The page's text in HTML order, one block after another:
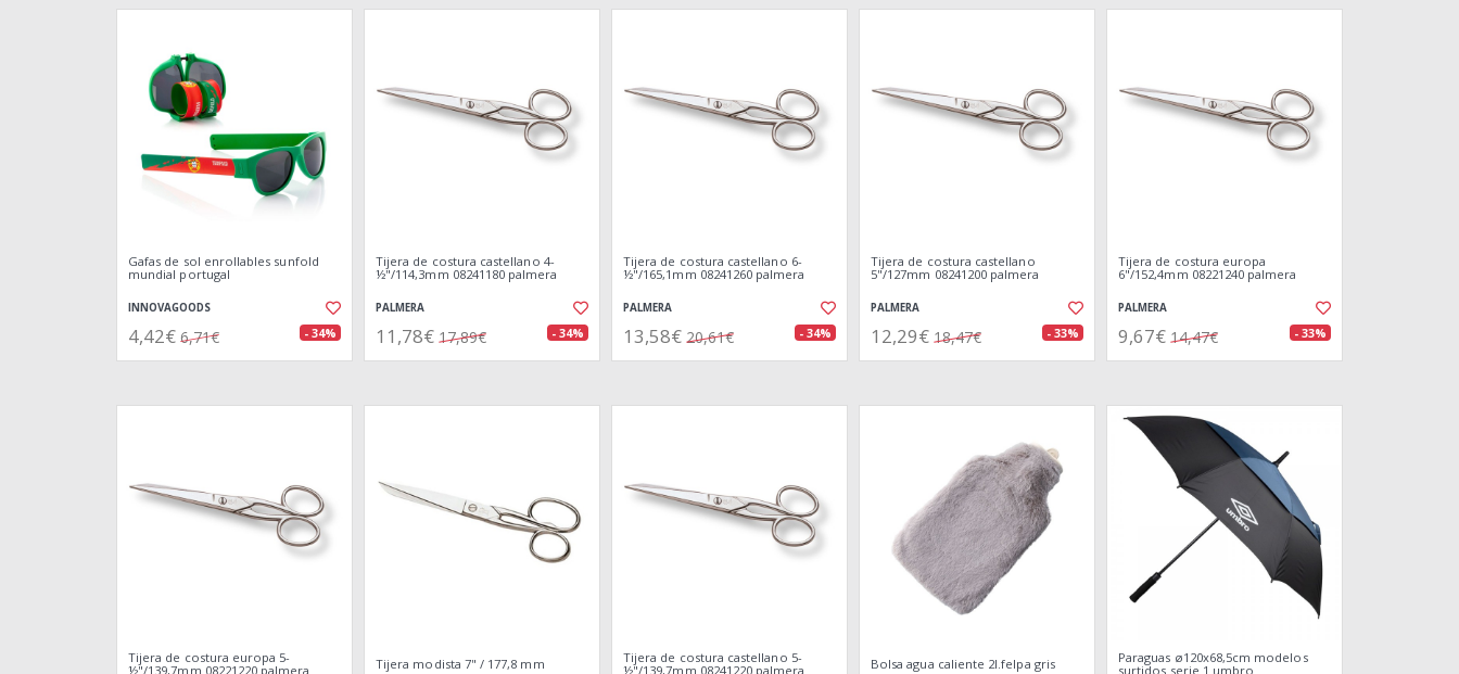
Gafas de sol enrollables sunfold
mundial portugal
INNOVAGOODS
4,42€ 6,71€ - 34%
Tijera de costura castellano 4-
½"/114,3mm 08241180 palmera
PALMERA
11,78€ 17,89€ - 34%
Tijera de costura castellano 6-
½"/165,1mm 08241260 palmera
PALMERA
13,58€ 20,61€ - 34%
Tijera de costura castellano
5"/127mm 08241200 palmera
PALMERA
12,29€ 18,47€ - 33%
Tijera de costura europa
6"/152,4mm 08221240 palmera
PALMERA
9,67€ 14,47€ - 33%
Tijera de costura europa 5-
½"/139,7mm 08221220 palmera
Tijera modista 7" / 177,8 mm
Tijera de costura castellano 5-
½"/139,7mm 08241220 palmera
Bolsa agua caliente 2l.felpa gris
Paraguas ø120x68,5cm modelos
surtidos serie 1 umbro